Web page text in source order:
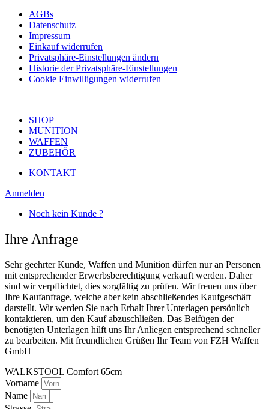
AGBs
Datenschutz
Impressum
Einkauf widerrufen
Privatsphäre-Einstellungen ändern
Historie der Privatsphäre-Einstellungen
Cookie Einwilligungen widerrufen
SHOP
MUNITION
WAFFEN
ZUBEHÖR
KONTAKT
Anmelden
Noch kein Kunde ?
Ihre Anfrage
Sehr geehrter Kunde, Waffen und Munition dürfen nur an Personen
mit entsprechender Erwerbsberechtigung verkauft werden. Daher
sind wir verpflichtet, dies sorgfältig zu prüfen. Wir freuen uns über
Ihre Kaufanfrage, welche aber kein abschließendes Kaufgeschäft
darstellt. Wir werden Sie nach Erhalt Ihrer Unterlagen persönlich
kontaktieren, um den Kauf abzuschließen. Das Beifügen der
benötigten Unterlagen hilft uns Ihr Anliegen entsprechend schneller
zu bearbeiten. Mit freundlichen Grüßen Ihr Team von FZH Waffen
GmbH
WALKSTOOL Comfort 65cm
Vorname
Name